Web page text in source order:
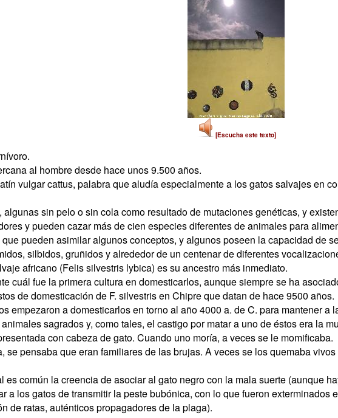
[Escucha este texto]
al hombre desde hace unos 9.500 años.
vulgar cattus, palabra que aludía especialmente a los gatos salvajes en
algunas sin pelo o sin cola como resultado de mutaciones genéticas, y
y pueden cazar más de cien especies diferentes de animales para
pueden asimilar algunos conceptos, y algunos poseen la capacidad de
silbidos, gruñidos y alrededor de un centenar de diferentes
africano (Felis silvestris lybica) es su ancestro más inmediato.
cuál fue la primera cultura en domesticarlos, aunque siempre se ha
de domesticación de F. silvestris en Chipre que datan de hace 9500 años.
empezaron a domesticarlos en torno al año 4000 a. de C. para mantener a
sagrados y, como tales, el castigo por matar a uno de éstos era la
con cabeza de gato. Cuando uno moría, a veces se le momificaba.
se pensaba que eran familiares de las brujas. A veces se los quemaba
es común la creencia de asociar al gato negro con la mala suerte (aunque
a los gatos de transmitir la peste bubónica, con lo que fueron
de ratas, auténticos propagadores de la plaga).